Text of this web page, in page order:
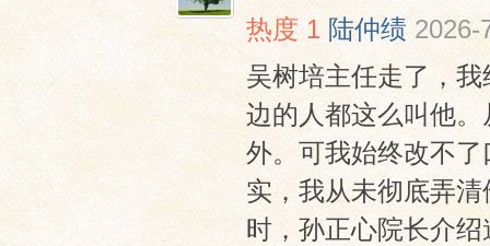
热度 1 陆仲绩 2026-
吴树培主任走了，
边的人都这么叫他
外。可我始终改不了
实，我从未彻底弄
时，孙正心院长介绍